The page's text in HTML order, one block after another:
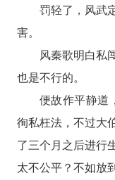
罚轻了，风武
害。
风秦歌明白私
也是不行的。
便故作平静道
徇私枉法，不过大
了三个月之后进行
太不公平？不如放